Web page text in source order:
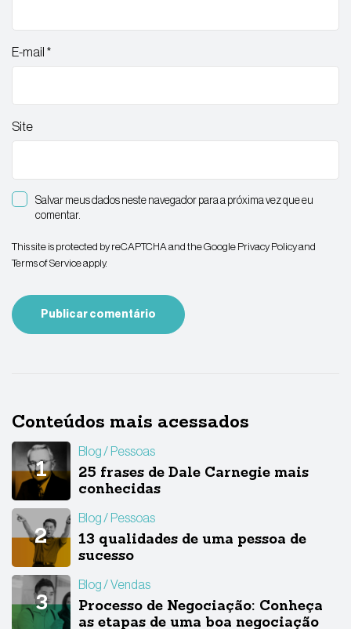
E-mail *
Site
Salvar meus dados neste navegador para a próxima vez que eu
comentar.
This site is protected by reCAPTCHA and the Google Privacy Policyand
Terms of Serviceapply.
Conteúdos mais acessados
Blog Pessoas
25 frases de Dale Carnegie mais
conhecidas
Blog Pessoas
13 qualidades de uma pessoa de
sucesso
Blog Vendas
Processo de Negociação: Conheça
as etapas de uma boa negociação